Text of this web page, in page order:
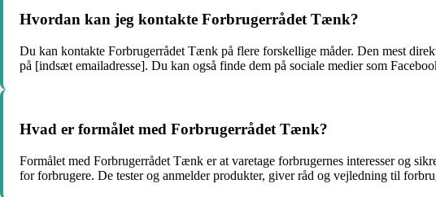
Hvordan kan jeg kontakte Forbrugerrådet Tænk?
Du kan kontakte Forbrugerrådet Tænk på flere forskellige måder. Den mest
på [indsæt emailadresse]. Du kan også finde dem på sociale medier som
Hvad er formålet med Forbrugerrådet Tænk?
Formålet med Forbrugerrådet Tænk er at varetage forbrugernes interesser og
for forbrugere. De tester og anmelder produkter, giver råd og vejledning til